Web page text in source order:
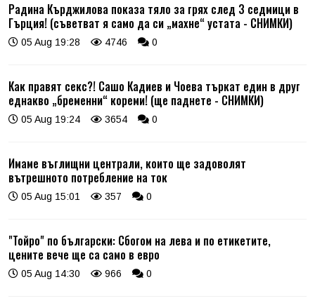
Радина Кърджилова показа тяло за грях след 3 седмици в
Гърция! (съветват я само да си „махне“ устата - СНИМКИ)
05 Aug 19:28 4746 0
Как правят секс?! Сашо Кадиев и Чоева търкат един в друг
еднакво „бременни“ кореми! (ще паднете - СНИМКИ)
05 Aug 19:24 3654 0
Имаме въглищни централи, които ще задоволят
вътрешното потребление на ток
05 Aug 15:01 357 0
"Тойро" по български: Сбогом на лева и по етикетите,
цените вече ще са само в евро
05 Aug 14:30 966 0